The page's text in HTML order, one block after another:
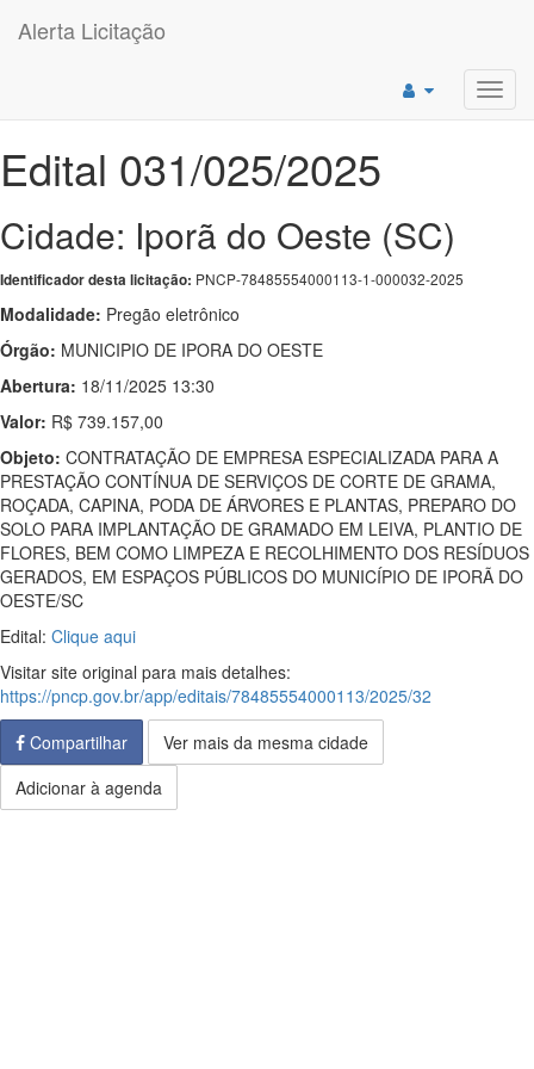
Alerta Licitação
Edital 031/025/2025
Cidade: Iporã do Oeste (SC)
Identificador desta licitação: PNCP-78485554000113-1-000032-2025
Modalidade: Pregão eletrônico
Órgão: MUNICIPIO DE IPORA DO OESTE
Abertura: 18/11/2025 13:30
Valor: R$ 739.157,00
Objeto: CONTRATAÇÃO DE EMPRESA ESPECIALIZADA PARA A
PRESTAÇÃO CONTÍNUA DE SERVIÇOS DE CORTE DE GRAMA,
ROÇADA, CAPINA, PODA DE ÁRVORES E PLANTAS, PREPARO DO
SOLO PARA IMPLANTAÇÃO DE GRAMADO EM LEIVA, PLANTIO DE
FLORES, BEM COMO LIMPEZA E RECOLHIMENTO DOS RESÍDUOS
GERADOS, EM ESPAÇOS PÚBLICOS DO MUNICÍPIO DE IPORÃ DO
OESTE/SC
Edital: Clique aqui
Visitar site original para mais detalhes:
https://pncp.gov.br/app/editais/78485554000113/2025/32
Compartilhar
Ver mais da mesma cidade
Adicionar à agenda